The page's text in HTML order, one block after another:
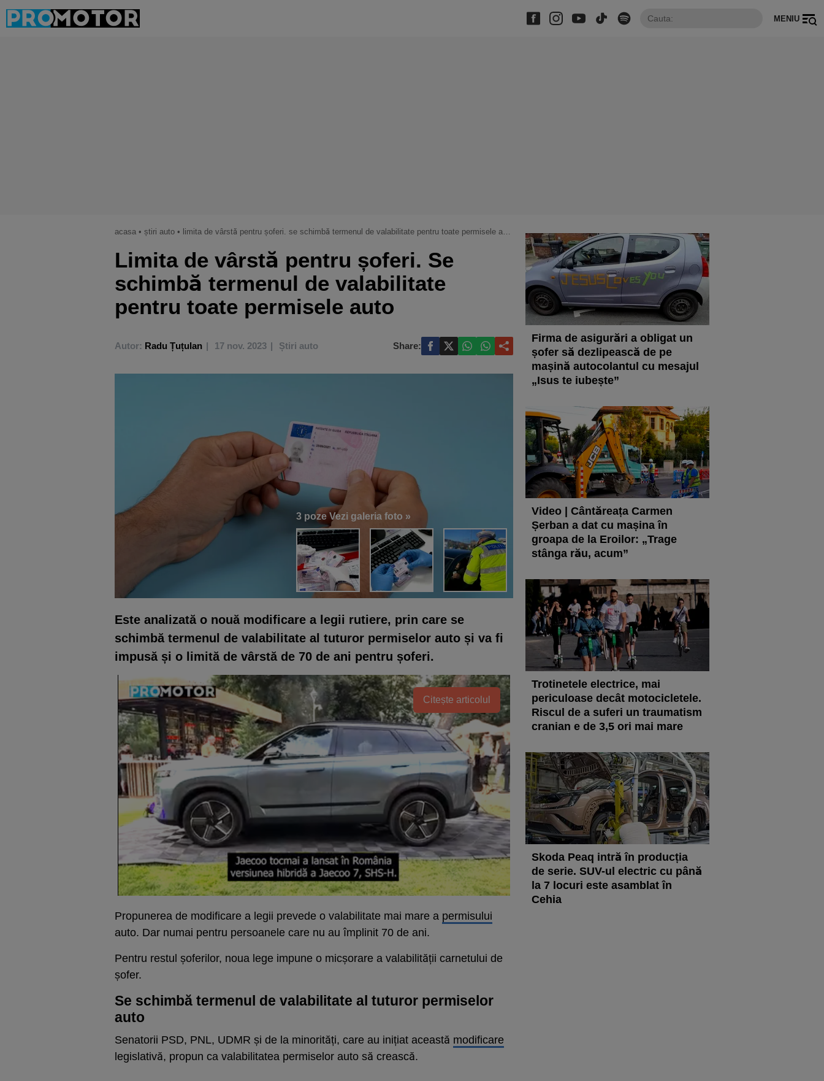
MENIU
acasa • știri auto • limita de vârstă pentru șoferi. se schimbă termenul de valabilitate pentru toate permisele auto
Limita de vârstă pentru șoferi. Se
schimbă termenul de valabilitate
pentru toate permisele auto
Autor: Radu Țuțulan 17 nov. 2023 Știri auto Share:
3 poze Vezi galeria foto »
Este analizată o nouă modificare a legii rutiere, prin care se
schimbă termenul de valabilitate al tuturor permiselor auto și va fi
impusă și o limită de vârstă de 70 de ani pentru șoferi.
Citește articolul
Propunerea de modificare a legii prevede o valabilitate mai mare a permisului
auto. Dar numai pentru persoanele care nu au împlinit 70 de ani.
Pentru restul șoferilor, noua lege impune o micșorare a valabilității carnetului de
șofer.
Se schimbă termenul de valabilitate al tuturor permiselor
auto
Senatorii PSD, PNL, UDMR și de la minorități, care au inițiat această modificare
legislativă, propun ca valabilitatea permiselor auto să crească.
Firma de asigurări a obligat un
șofer să dezlipească de pe
mașină autocolantul cu mesajul
„Isus te iubește”
Video | Cântăreața Carmen
Șerban a dat cu mașina în
groapa de la Eroilor: „Trage
stânga rău, acum”
Trotinetele electrice, mai
periculoase decât motocicletele.
Riscul de a suferi un traumatism
cranian e de 3,5 ori mai mare
Skoda Peaq intră în producția
de serie. SUV-ul electric cu până
la 7 locuri este asamblat în
Cehia